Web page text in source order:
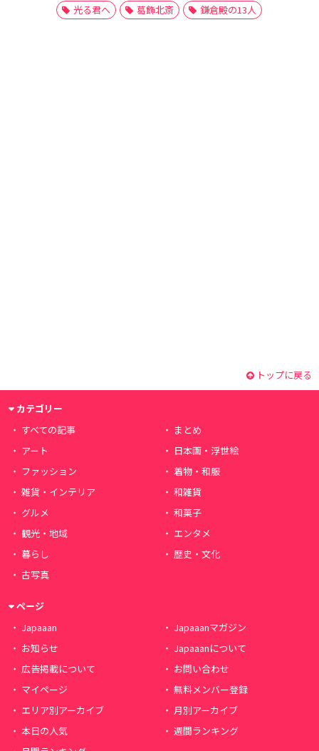
光る君へ
葛飾北斎 鎌倉殿の13人
トップに戻る
カテゴリー
すべての記事
まとめ
アート
日本画・浮世絵
ファッション
着物・和服
雑貨・インテリア
和雑貨
グルメ
和菓子
観光・地域
エンタメ
暮らし
歴史・文化
古写真
ページ
Japaaan
Japaaanマガジン
お知らせ
Japaaanについて
広告掲載について
お問い合わせ
マイページ
無料メンバー登録
エリア別アーカイブ
月別アーカイブ
本日の人気
週間ランキング